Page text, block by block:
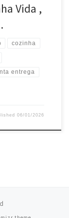
Vida ,
cozinha
entrega
06/01/2026